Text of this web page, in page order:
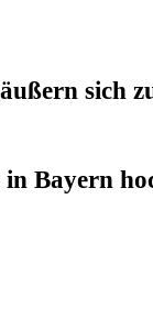
sich
Bay­ern